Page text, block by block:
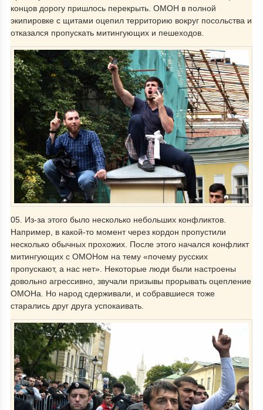
концов дорогу пришлось перекрыть. ОМОН в полной
экипировке с щитами оцепил территорию вокруг посольства и
отказался пропускать митингующих и пешеходов.
05. Из-за этого было несколько небольших конфликтов.
Например, в какой-то момент через кордон пропустили
несколько обычных прохожих. После этого начался конфликт
митингующих с ОМОНом на тему «почему русских
пропускают, а нас нет». Некоторые люди были настроены
довольно агрессивно, звучали призывы прорывать оцепление
ОМОНа. Но народ сдерживали, и собравшиеся тоже
старались друг друга успокаивать.